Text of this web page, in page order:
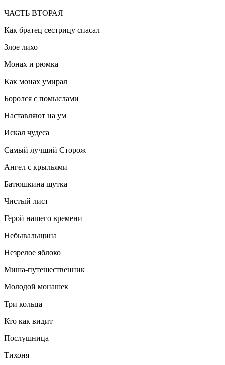
ЧАСТЬ ВТОРАЯ
Как братец сестрицу спасал
Злое лихо
Монах и рюмка
Как монах умирал
Боролся с помыслами
Наставляют на ум
Искал чудеса
Самый лучший Сторож
Ангел с крыльями
Батюшкина шутка
Чистый лист
Герой нашего времени
Небывальщина
Незрелое яблоко
Миша-путешественник
Молодой монашек
Три кольца
Кто как видит
Послушница
Тихоня